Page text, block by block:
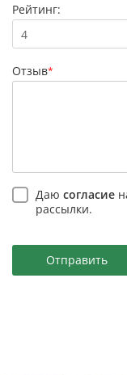
Рейтинг:
4
Отзыв*
Даю согласие
рассылки.
Отправить